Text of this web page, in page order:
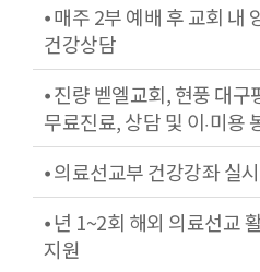
⦁ 매주 2부 예배 후 교회 내
건강상담
⦁ 진량 벧엘교회, 현풍 대
무료진료, 상담 및 이‧미용
⦁ 의료선교부 건강강좌 실시
⦁ 년 1~2회 해외 의료선교
지원